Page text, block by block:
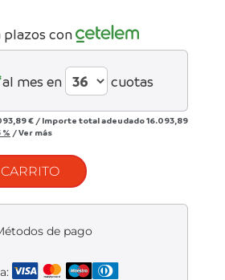
de bicicletas
plazos con
al mes en cuotas
€ / Importe total adeudado16.093,89
% /Ver más
de pago